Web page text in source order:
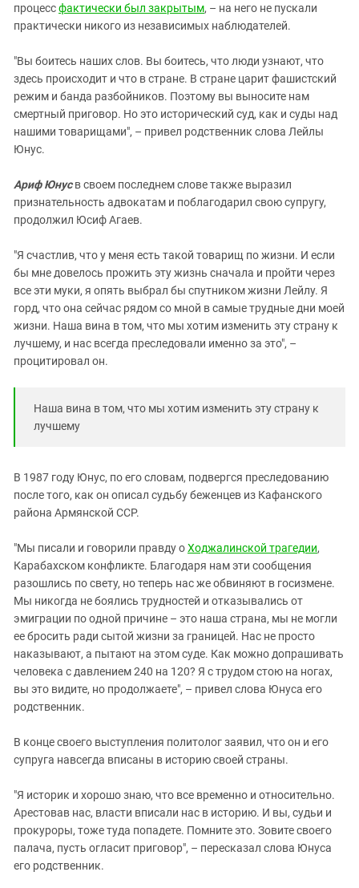
процессфактически был закрытым, – на него не пускали
практически никого из независимых наблюдателей.
"Вы боитесь наших слов. Вы боитесь, что люди узнают, что
здесь происходит и что в стране. В стране царит фашистский
режим и банда разбойников. Поэтому вы выносите нам
смертный приговор. Но это исторический суд, как и суды над
нашими товарищами", – привел родственник слова Лейлы
Юнус.
Ариф Юнусв своем последнем слове также выразил
признательность адвокатам и поблагодарил свою супругу,
продолжил Юсиф Агаев.
"Я счастлив, что у меня есть такой товарищ по жизни. И если
бы мне довелось прожить эту жизнь сначала и пройти через
все эти муки, я опять выбрал бы спутником жизни Лейлу. Я
горд, что она сейчас рядом со мной в самые трудные дни моей
жизни. Наша вина в том, что мы хотим изменить эту страну к
лучшему, и нас всегда преследовали именно за это", –
процитировал он.
Наша вина в том, что мы хотим изменить эту страну к
лучшему
В 1987 году Юнус, по его словам, подвергся преследованию
после того, как он описал судьбу беженцев из Кафанского
района Армянской ССР.
"Мы писали и говорили правду оХоджалинской трагедии,
Карабахском конфликте. Благодаря нам эти сообщения
разошлись по свету, но теперь нас же обвиняют в госизмене.
Мы никогда не боялись трудностей и отказывались от
эмиграции по одной причине – это наша страна, мы не могли
ее бросить ради сытой жизни за границей. Нас не просто
наказывают, а пытают на этом суде. Как можно допрашивать
человека с давлением 240 на 120? Я с трудом стою на ногах,
вы это видите, но продолжаете", – привел слова Юнуса его
родственник.
В конце своего выступления политолог заявил, что он и его
супруга навсегда вписаны в историю своей страны.
"Я историк и хорошо знаю, что все временно и относительно.
Арестовав нас, власти вписали нас в историю. И вы, судьи и
прокуроры, тоже туда попадете. Помните это. Зовите своего
палача, пусть огласит приговор", – пересказал слова Юнуса
его родственник.